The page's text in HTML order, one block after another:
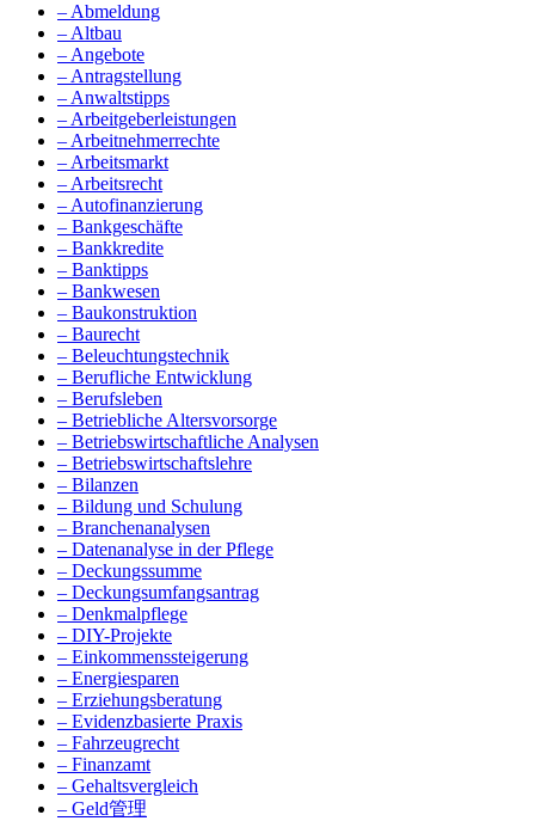
– Abmeldung
– Altbau
– Angebote
– Antragstellung
– Anwaltstipps
– Arbeitgeberleistungen
– Arbeitnehmerrechte
– Arbeitsmarkt
– Arbeitsrecht
– Autofinanzierung
– Bankgeschäfte
– Bankkredite
– Banktipps
– Bankwesen
– Baukonstruktion
– Baurecht
– Beleuchtungstechnik
– Berufliche Entwicklung
– Berufsleben
– Betriebliche Altersvorsorge
– Betriebswirtschaftliche Analysen
– Betriebswirtschaftslehre
– Bilanzen
– Bildung und Schulung
– Branchenanalysen
– Datenanalyse in der Pflege
– Deckungssumme
– Deckungsumfangsantrag
– Denkmalpflege
– DIY-Projekte
– Einkommenssteigerung
– Energiesparen
– Erziehungsberatung
– Evidenzbasierte Praxis
– Fahrzeugrecht
– Finanzamt
– Gehaltsvergleich
– Geld管理